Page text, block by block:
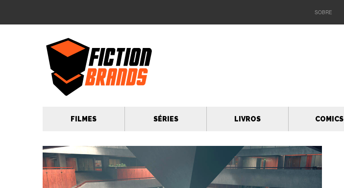
SOBRE
FILMES SÉRIES LIVROS COMICS